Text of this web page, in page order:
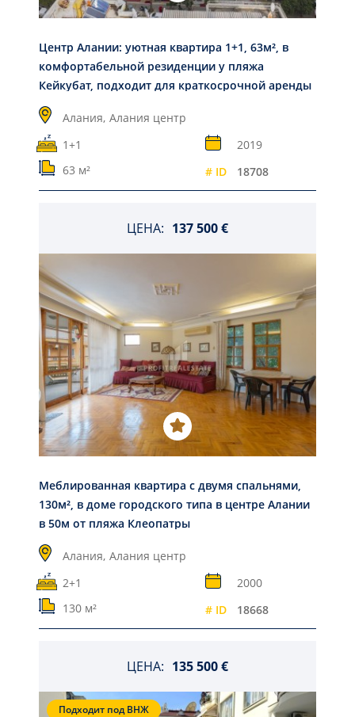
Центр Алании: уютная квартира 1+1, 63м², в
комфортабельной резиденции у пляжа
Кейкубат, подходит для краткосрочной аренды
Алания, Алания центр
1+1
2019
63 м²
# ID 18708
ЦЕНА: 137 500 €
Меблированная квартира с двумя спальнями,
130м², в доме городского типа в центре Алании
в 50м от пляжа Клеопатры
Алания, Алания центр
2+1
2000
130 м²
# ID 18668
ЦЕНА: 135 500 €
Подходит под ВНЖ